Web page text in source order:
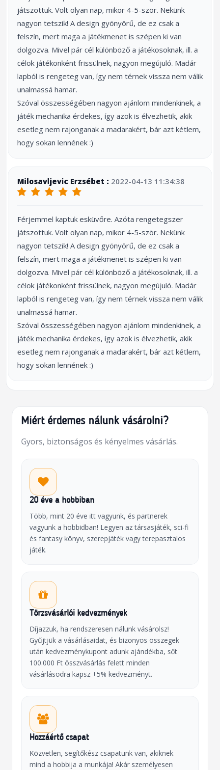
játszottuk. Volt olyan nap, mikor 4-5-ször. Nekünk
nagyon tetszik! A design gyönyörű, de ez csak a
felszín, mert maga a játékmenet is szépen ki van
dolgozva. Mivel pár cél különböző a játékosoknak, ill. a
célok játékonként frissülnek, nagyon megújuló. Madár
lapból is rengeteg van, így nem térnek vissza nem válik
unalmassá hamar.
Szóval összességében nagyon ajánlom mindenkinek, a
játék mechanika érdekes, így azok is élvezhetik, akik
esetleg nem rajonganak a madarakért, bár azt kétlem,
hogy sokan lennének :)
Milosavljevic Erzsébet : 2022-04-13 11:34:38
Férjemmel kaptuk esküvőre. Azóta rengetegszer
játszottuk. Volt olyan nap, mikor 4-5-ször. Nekünk
nagyon tetszik! A design gyönyörű, de ez csak a
felszín, mert maga a játékmenet is szépen ki van
dolgozva. Mivel pár cél különböző a játékosoknak, ill. a
célok játékonként frissülnek, nagyon megújuló. Madár
lapból is rengeteg van, így nem térnek vissza nem válik
unalmassá hamar.
Szóval összességében nagyon ajánlom mindenkinek, a
játék mechanika érdekes, így azok is élvezhetik, akik
esetleg nem rajonganak a madarakért, bár azt kétlem,
hogy sokan lennének :)
Miért érdemes nálunk vásárolni?
Gyors, biztonságos és kényelmes vásárlás.
20 éve a hobbiban
Több, mint 20 éve itt vagyunk, és partnerek
vagyunk a hobbidban! Legyen az társasjáték, sci-fi
és fantasy könyv, szerepjáték vagy terepasztalos
játék.
Törzsvásárlói kedvezmények
Díjazzuk, ha rendszeresen nálunk vásárolsz!
Gyűjtjük a vásárlásaidat, és bizonyos összegek
után kedvezménykupont adunk ajándékba, sőt
100.000 Ft összvásárlás felett minden
vásárlásodra kapsz +5% kedvezményt.
Hozzáértő csapat
Közvetlen, segítőkész csapatunk van, akiknek
mind a hobbija a munkája! Akár személyesen